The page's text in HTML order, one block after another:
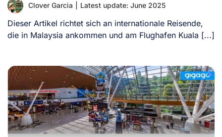
Clover Garcia Latest update: June 2025
Dieser Artikel richtet sich an internationale Reisende,
die in Malaysia ankommen und am Flughafen Kuala [...]